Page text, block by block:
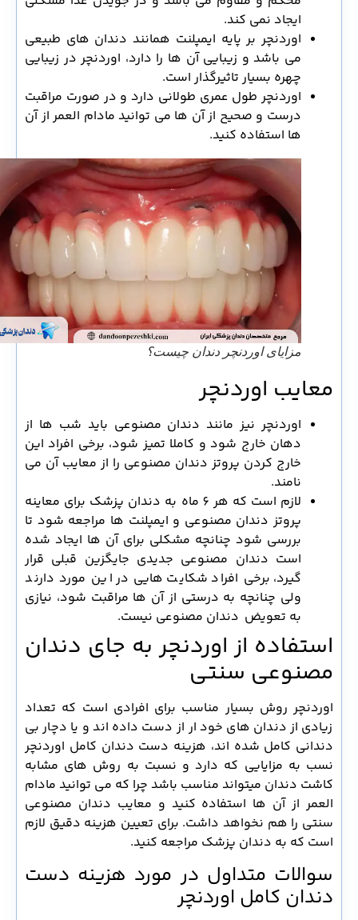
ایجاد نمی کند.
اوردنچر بر پایه ایمپلنت همانند دندان های طبیعی
می باشد و زیبایی آن ها را دارد، اوردنچر در زیبایی
چهره بسیار تاثیرگذار است.
اوردنچر طول عمری طولانی دارد و در صورت مراقبت
درست و صحیح از آن ها می توانید مادام العمر از آن
ها استفاده کنید.
مزایای اوردنچر دندان چیست؟
معایب اوردنچر
اوردنچر نیز مانند دندان مصنوعی باید شب ها از
دهان خارج شود و کاملا تمیز شود، برخی افراد این
خارج کردن پروتز دندان مصنوعی را از معایب آن می
نامند.
لازم است که هر 6 ماه به دندان پزشک برای معاینه
پروتز دندان مصنوعی و ایمپلنت ها مراجعه شود تا
بررسی شود چنانچه مشکلی برای آن ها ایجاد شده
است دندان مصنوعی جدیدی جایگزین قبلی قرار
گیرد، برخی افراد شکایت هایی در این مورد دارند
ولی چنانچه به درستی از آن ها مراقبت شود، نیازی
به تعویض دندان مصنوعی نیست.
استفاده از اوردنچر به جای دندان
مصنوعی سنتی
اوردنچر روش بسیار مناسب برای افرادی است که تعداد
زیادی از دندان های خود ار از دست داده اند و یا دچار بی
دندانی کامل شده اند، هزینه دست دندان کامل اوردنچر
نسب به مزایایی که دارد و نسبت به روش های مشابه
کاشت دندان میتواند مناسب باشد چرا که می توانید مادام
العمر از آن ها استفاده کنید و معایب دندان مصنوعی
سنتی را هم نخواهد داشت. برای تعیین هزینه دقیق لازم
است که به دندان پزشک مراجعه کنید.
سوالات متداول در مورد هزینه دست
دندان کامل اوردنچر